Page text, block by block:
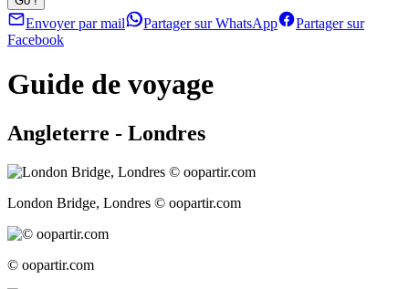
Envoyer par mail Partager sur WhatsApp
Partager sur
Facebook
Guide de voyage
Angleterre - Londres
London Bridge, Londres © oopartir.com
© oopartir.com